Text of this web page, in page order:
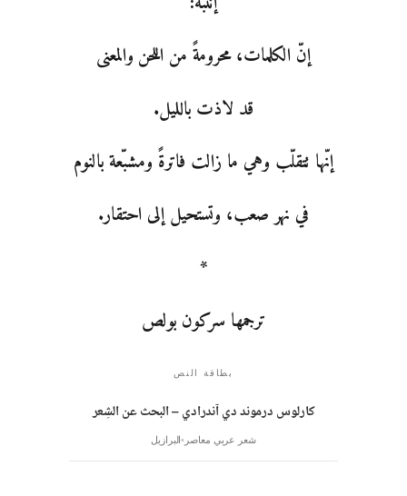
إنّ الكلمات، محرومةً من اللحن والمعنى
قد لاذت بالليل.
إنّها تتقلّب وهي ما زالت فاترةً ومشبّعة بالنوم
في نهر صعب، وتستحيل إلى احتقار.
*
ترجمها سركون بولص
بطاقة النص
كارلوس درموند دي آندرادي – البحث عن الشِعر
شعر عربي معاصر البرازيل